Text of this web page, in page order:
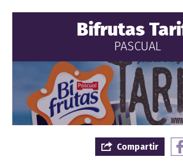
Bifrutas
PASCUAL
Compartir